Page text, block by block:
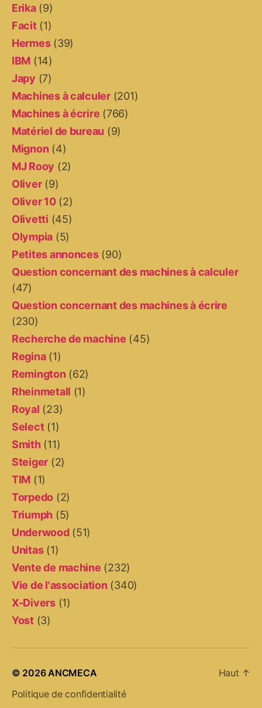
Erika(9)
Facit(1)
Hermes(39)
IBM (14)
Japy (7)
Machines à calculer(201)
Machines à écrire (766)
Matériel de bureau (9)
Mignon (4)
MJ Rooy (2)
Oliver(9)
Oliver 10(2)
Olivetti (45)
Olympia (5)
Petites annonces(90)
Question concernant des machines à calculer
(47)
Question concernant des machines à écrire
(230)
Recherche de machine (45)
Regina(1)
Remington (62)
Rheinmetall (1)
Royal (23)
Select(1)
Smith(11)
Steiger (2)
TIM (1)
Torpedo (2)
Triumph (5)
Underwood(51)
Unitas(1)
Vente de machine (232)
Vie de l'association (340)
X-Divers(1)
Yost(3)
© 2026ANCMECA
Politique de confidentialité
Haut ↑